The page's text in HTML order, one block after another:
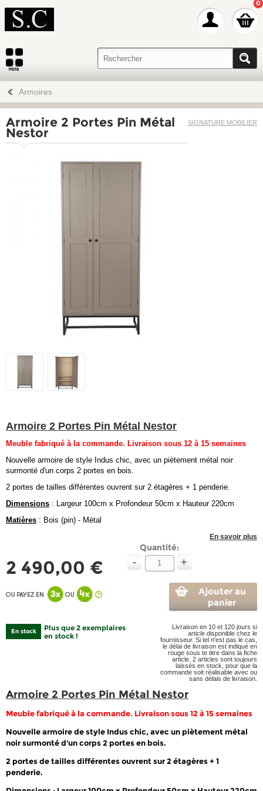
0
Armoires
SIGNATURE MOBILIER
Armoire 2 Portes Pin Métal
Nestor
Armoire 2 Portes Pin Métal Nestor
Meuble fabriqué à la commande. Livraison sous 12 à 15 semaines
Nouvelle armoire de style Indus chic, avec un piètement métal noir
surmonté d'un corps 2 portes en bois.
2 portes de tailles différentes ouvrent sur 2 étagères + 1 penderie.
Dimensions : Largeur 100cm x Profondeur 50cm x Hauteur 220cm
Matières : Bois (pin) - Métal
En savoir plus
2 490,00 €
Quantité:
- +
Ajouter au
panier
En stock
Plus que 2 exemplaires
en stock !
Livraison en 10 et 120 jours si
article disponible chez le
fournisseur. Si tel n'est pas le cas,
le délai de livraison est indiqué en
rouge sous te titre dans la fiche
article. 2 articles sont toujours
laissés en stock, pour que la
commande soit réalisable avec ou
sans délais de livraison.
Armoire 2 Portes Pin Métal Nestor
Meuble fabriqué à la commande. Livraison sous 12 à 15 semaines
Nouvelle armoire de style Indus chic, avec un piètement métal
noir surmonté d'un corps 2 portes en bois.
2 portes de tailles différentes ouvrent sur 2 étagères + 1
penderie.